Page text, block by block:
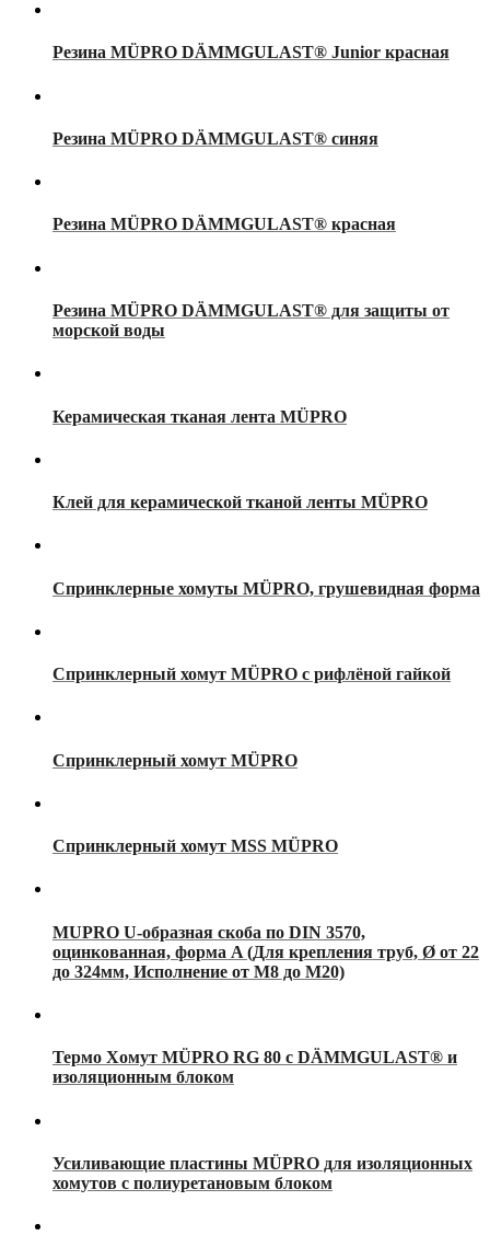
Резина MÜPRO DÄMMGULAST® Junior красная
Резина MÜPRO DÄMMGULAST® синяя
Резина MÜPRO DÄMMGULAST® красная
Резина MÜPRO DÄMMGULAST® для защиты от
морской воды
Керамическая тканая лента MÜPRO
Клей для керамической тканой ленты MÜPRO
Спринклерные хомуты MÜPRO, грушевидная форма
Спринклерный хомут MÜPRO с рифлёной гайкой
Спринклерный хомут MÜPRO
Спринклерный хомут MSS MÜPRO
MUPRO U-образная скоба по DIN 3570,
оцинкованная, форма A (Для крепления труб, Ø от 22
до 324мм, Исполнение от М8 до М20)
Термо Хомут MÜPRO RG 80 с DÄMMGULAST® и
изоляционным блоком
Усиливающие пластины MÜPRO для изоляционных
хомутов с полиуретановым блоком